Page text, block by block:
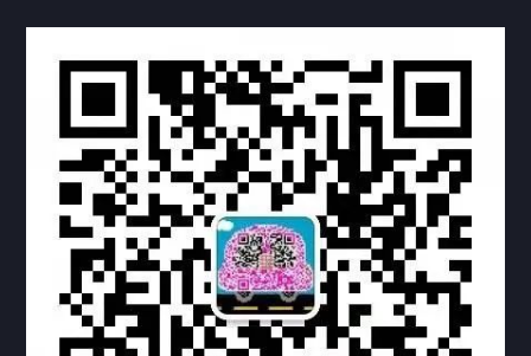
上海东方公证处海牙认证
上海黄浦公证处海牙认证
上海临港公证处海牙认证
上海卢湾公证处海牙认证
上海嘉定公证处海牙认证